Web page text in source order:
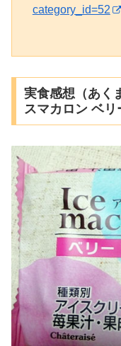
category_id=52
実食感想（あく
スマカロン ベリ